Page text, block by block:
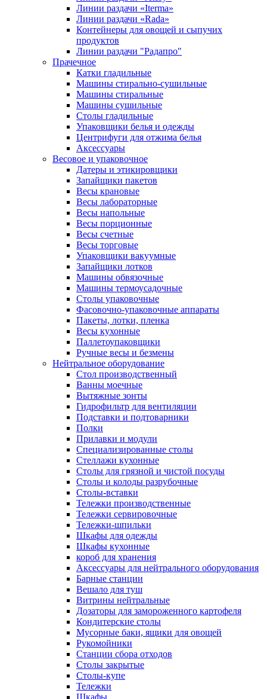
Линии раздачи «Iterma»
Линии раздачи «Rada»
Контейнеры для овощей и сыпучих
продуктов
Линии раздачи "Радапро"
Прачечное
Катки гладильные
Машины стирально-сушильные
Машины стиральные
Машины сушильные
Столы гладильные
Упаковщики белья и одежды
Центрифуги для отжима белья
Аксессуары
Весовое и упаковочное
Датеры и этикировщики
Запайщики пакетов
Весы крановые
Весы лабораторные
Весы напольные
Весы порционные
Весы счетные
Весы торговые
Упаковщики вакуумные
Запайщики лотков
Машины обвязочные
Машины термоусадочные
Столы упаковочные
Фасовочно-упаковочные аппараты
Пакеты, лотки, пленка
Весы кухонные
Паллетоупаковщики
Ручные весы и безмены
Нейтральное оборудование
Cтол производственный
Ванны моечные
Вытяжные зонты
Гидрофильтр для вентиляции
Подставки и подтоварники
Полки
Прилавки и модули
Специализированные столы
Стеллажи кухонные
Столы для грязной и чистой посуды
Столы и колоды разрубочные
Столы-вставки
Тележки производственные
Тележки сервировочные
Тележки-шпильки
Шкафы для одежды
Шкафы кухонные
короб для хранения
Аксессуары для нейтрального оборудования
Барные станции
Вешало для туш
Витрины нейтральные
Дозаторы для замороженного картофеля
Кондитерские столы
Мусорные баки, ящики для овощей
Рукомойники
Станции сбора отходов
Столы закрытые
Столы-купе
Тележки
Шкафы